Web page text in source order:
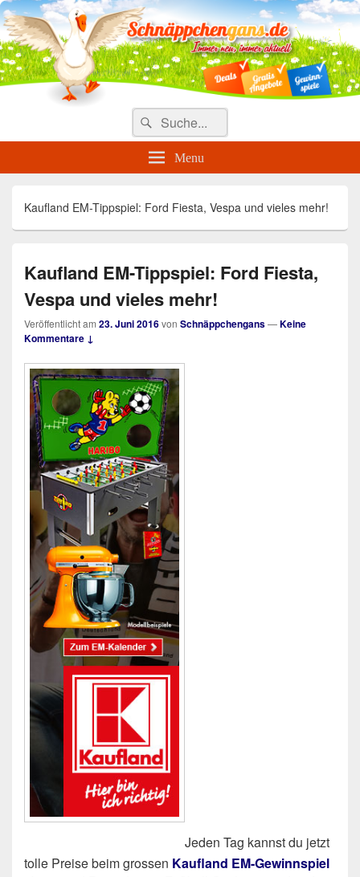
Täglich die besten Gewinnspiele
und Angebote
Search
for:
Suche
Menu
Kaufland EM-Tippspiel: Ford Fiesta, Vespa und vieles mehr!
Kaufland EM-Tippspiel: Ford Fiesta,
Vespa und vieles mehr!
Veröffentlicht am 23. Juni 2016von Schnäppchengans—Keine
Kommentare ↓
Jeden Tag kannst du jetzt
tolle Preise beim grossen Kaufland EM-Gewinnspiel